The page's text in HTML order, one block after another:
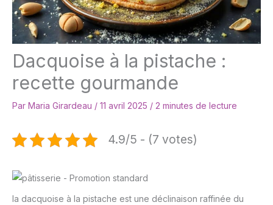
Dacquoise à la pistache :
recette gourmande
Par Maria Girardeau / 11 avril 2025 / 2 minutes de lecture
4.9/5 - (7 votes)
la dacquoise à la pistache est une déclinaison raffinée du